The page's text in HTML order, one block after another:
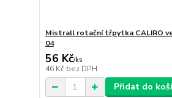
Mistrall rotační třpytka CALIRO
04
56 Kč/ks
46 Kč bez DPH
Přidat do